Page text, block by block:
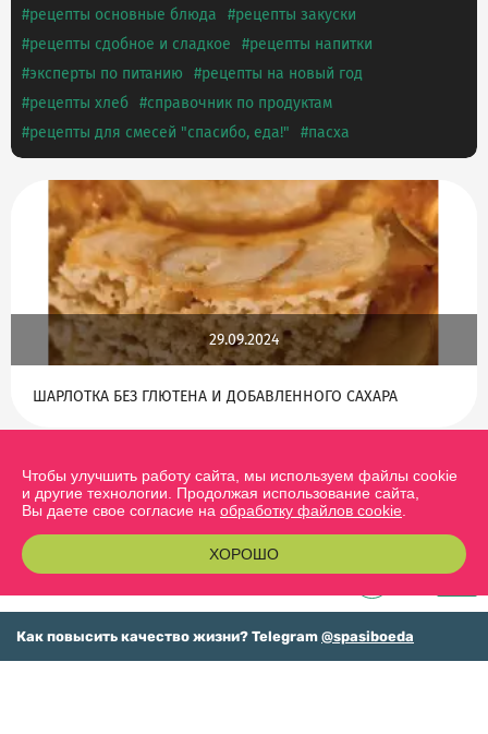
0
Как повысить качество жизни? Telegram @spasiboeda
рецепты основные блюда
рецепты закуски
рецепты сдобное и сладкое
рецепты напитки
эксперты по питанию
рецепты на новый год
рецепты хлеб
справочник по продуктам
рецепты для смесей "спасибо, еда!"
пасха
29.09.2024
ШАРЛОТКА БЕЗ ГЛЮТЕНА И ДОБАВЛЕННОГО САХАРА
13.06.2024
ИТАЛЬЯНСКИЕ БАГЕТЫ, БУЛОЧКИ И ПИРОЖКИ БЕЗ МУКИ:
Чтобы улучшить работу сайта, мы используем файлы cookie
и другие технологии. Продолжая использование сайта,
Вы даете свое согласие на обработку файлов cookie
ХОРОШО